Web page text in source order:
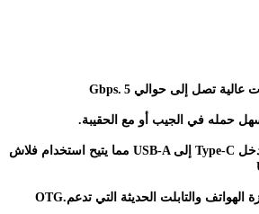
عالية تصل إلى حوالي 5 Gbps.
حمله في الجيب أو مع الحقيبة.
Type‑C إلى USB‑A مما يتيح استخدام فلاش
الهواتف والتابلت الحديثة التي تدعمOTG.